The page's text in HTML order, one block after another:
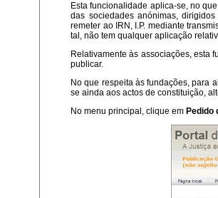
Esta funcionalidade aplica-se, no
das sociedades anónimas,
remeter ao IRN, I.P. mediante
tal, não tem qualquer aplicação
Relativamente às associações, esta
publicar.
No que respeita às fundações, para
se ainda aos actos de constituição,
No menu principal, clique em Pedido